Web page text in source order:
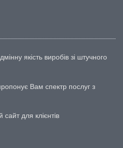
якість виробів зі штучного
Вам спектр послуг з
для клієнтів